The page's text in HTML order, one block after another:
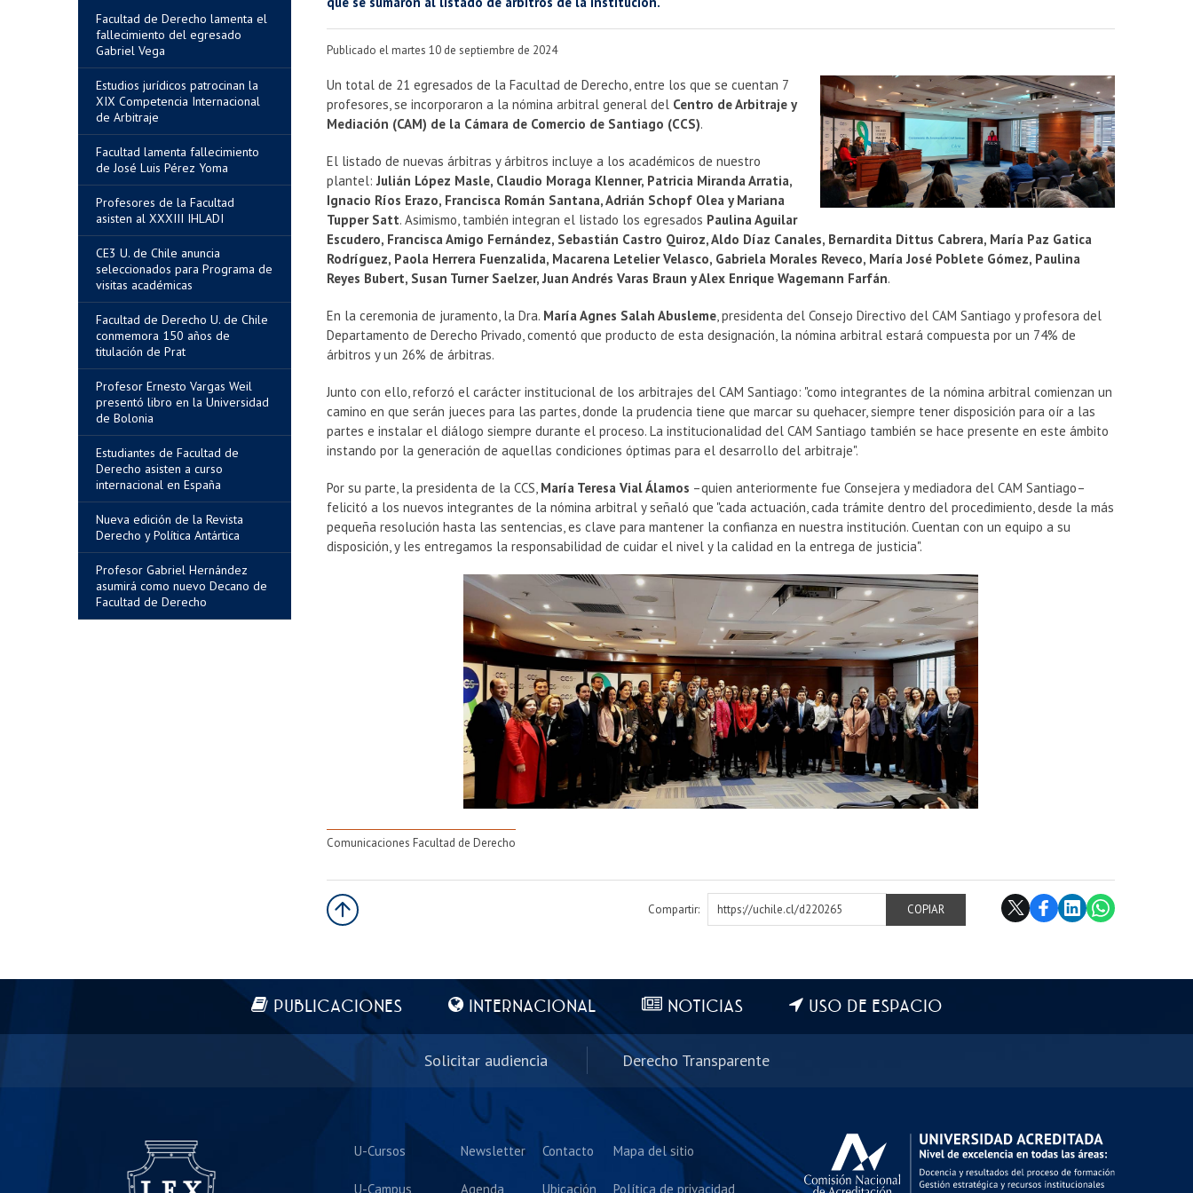
Facultad de Derecho lamenta el
fallecimiento del egresado
Gabriel Vega
Estudios jurídicos patrocinan la
XIX Competencia Internacional
de Arbitraje
Facultad lamenta fallecimiento
de José Luis Pérez Yoma
Profesores de la Facultad
asisten al XXXIII IHLADI
CE3 U. de Chile anuncia
seleccionados para Programa de
visitas académicas
Facultad de Derecho U. de Chile
conmemora 150 años de
titulación de Prat
Profesor Ernesto Vargas Weil
presentó libro en la Universidad
de Bolonia
Estudiantes de Facultad de
Derecho asisten a curso
internacional en España
Nueva edición de la Revista
Derecho y Política Antártica
Profesor Gabriel Hernández
asumirá como nuevo Decano de
Facultad de Derecho
Publicado el martes 10 de septiembre de 2024
Un total de 21 egresados de la Facultad de Derecho, entre los que se cuentan 7
profesores, se incorporaron a la nómina arbitral general del Centro de Arbitraje y
Mediación (CAM) de la Cámara de Comercio de Santiago (CCS).
El listado de nuevas árbitras y árbitros incluye a los académicos de nuestro
plantel:Julián López Masle, Claudio Moraga Klenner, Patricia Miranda Arratia,
Ignacio Ríos Erazo, Francisca Román Santana, Adrián Schopf Olea y Mariana
Tupper Satt. Asimismo, también integran el listado los egresados Paulina Aguilar
Escudero, Francisca Amigo Fernández, Sebastián Castro Quiroz, Aldo Díaz Canales, Bernardita Dittus Cabrera, María Paz Gatica
Rodríguez, Paola Herrera Fuenzalida, Macarena Letelier Velasco, Gabriela Morales Reveco, María José Poblete Gómez, Paulina
Reyes Bubert, Susan Turner Saelzer, Juan Andrés Varas Braun y Alex Enrique Wagemann Farfán.
En la ceremonia de juramento, la Dra. María Agnes Salah Abusleme, presidenta del Consejo Directivo del CAM Santiago y profesora del
Departamento de Derecho Privado, comentó que producto de esta designación, la nómina arbitral estará compuesta por un 74% de
árbitros y un 26% de árbitras.
Junto con ello, reforzó el carácter institucional de los arbitrajes del CAM Santiago: "como integrantes de la nómina arbitral comienzan un
camino en que serán jueces para las partes, donde la prudencia tiene que marcar su quehacer, siempre tener disposición para oír a las
partes e instalar el diálogo siempre durante el proceso. La institucionalidad del CAM Santiago también se hace presente en este ámbito
instando por la generación de aquellas condiciones óptimas para el desarrollo del arbitraje".
Por su parte, la presidenta de la CCS, María Teresa Vial Álamos –quien anteriormente fue Consejera y mediadora del CAM Santiago–
felicitó a los nuevos integrantes de la nómina arbitral y señaló que "cada actuación, cada trámite dentro del procedimiento, desde la más
pequeña resolución hasta las sentencias, es clave para mantener la confianza en nuestra institución. Cuentan con un equipo a su
disposición, y les entregamos la responsabilidad de cuidar el nivel y la calidad en la entrega de justicia".
Comunicaciones Facultad de Derecho
Compartir:
https://uchile.cl/d220265
COPIAR
PUBLICACIONES INTERNACIONAL NOTICIAS USO DE ESPACIO
Solicitar audiencia Derecho Transparente
U-Cursos
U-Campus
Newsletter
Agenda
Contacto
Ubicación
Mapa del sitio
Política de privacidad